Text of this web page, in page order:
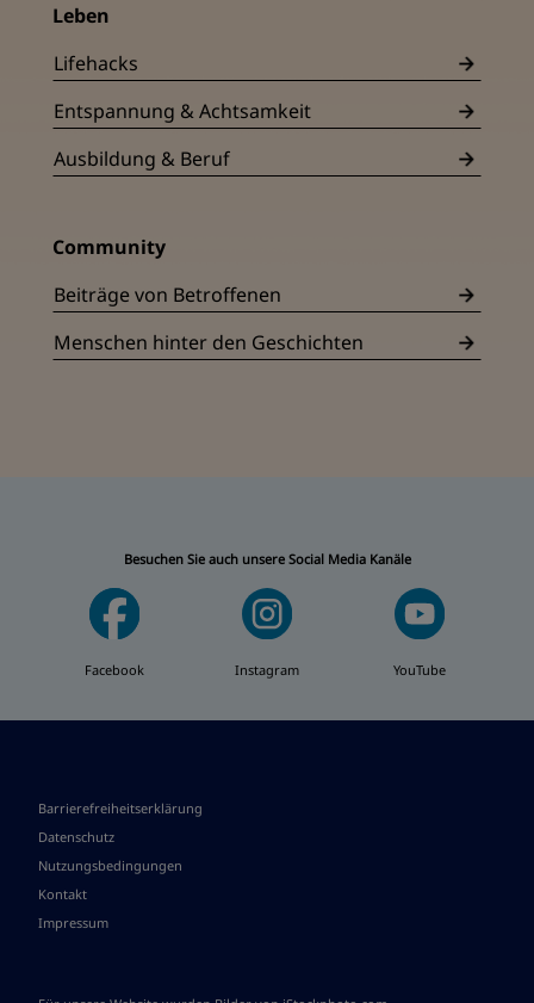
Leben
Lifehacks
Entspannung & Achtsamkeit
Ausbildung & Beruf
Community
Beiträge von Betroffenen
Menschen hinter den Geschichten
Besuchen Sie auch unsere Social Media Kanäle
Facebook Instagram YouTube
Barrierefreiheitserklärung
Datenschutz
Nutzungsbedingungen
Kontakt
Impressum